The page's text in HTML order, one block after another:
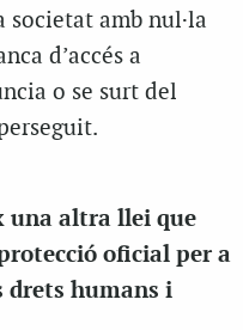
societat amb nul·la
d’accés a
o se surt del
una altra llei que
oficial per a
drets humans i